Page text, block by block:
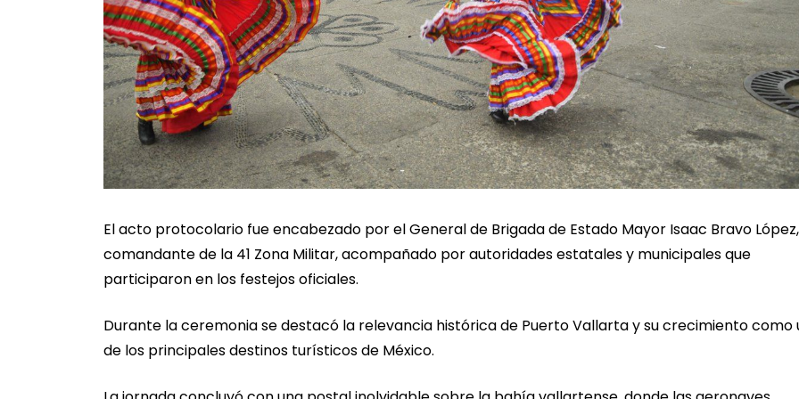
El acto protocolario fue encabezado por el General de Brigada de Estado Mayor Isaac Bravo López,
comandante de la 41 Zona Militar, acompañado por autoridades estatales y municipales que
participaron en los festejos oficiales.
Durante la ceremonia se destacó la relevancia histórica de Puerto Vallarta y su crecimiento como
de los principales destinos turísticos de México.